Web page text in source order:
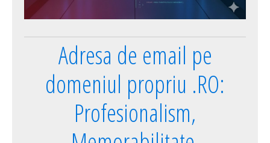
Adresa de email pe
domeniul propriu .RO:
Profesionalism,